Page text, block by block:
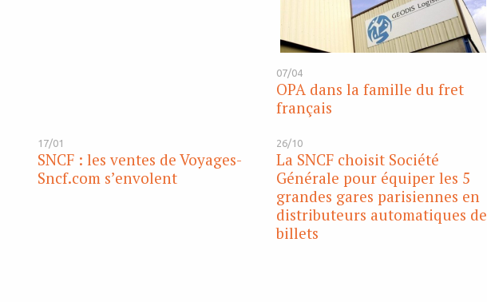
07/04
OPA dans la famille du fret
français
17/01
SNCF : les ventes de Voyages-
Sncf.com s’envolent
26/10
La SNCF choisit Société
Générale pour équiper les 5
grandes gares parisiennes en
distributeurs automatiques de
billets